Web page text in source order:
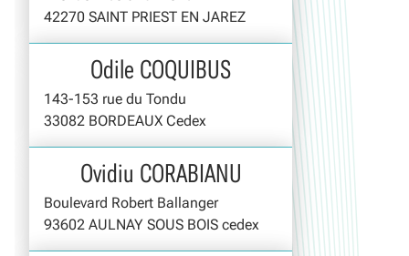
42270 SAINT PRIEST EN JAREZ
Odile COQUIBUS
143-153 rue du Tondu
33082 BORDEAUX Cedex
Ovidiu CORABIANU
Boulevard Robert Ballanger
93602 AULNAY SOUS BOIS cedex